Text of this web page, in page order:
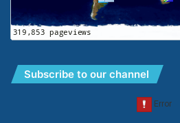
Subscribe to our channel